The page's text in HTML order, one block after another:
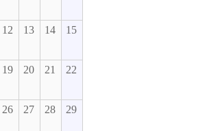
12 13 14 15
19 20 21 22
26 27 28 29